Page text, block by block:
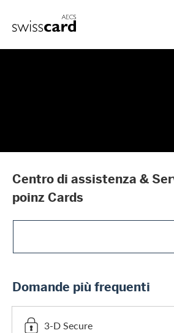
Header
Logo
Centro di assistenza &
poinz Cards
Domande più frequenti
3-D Secure